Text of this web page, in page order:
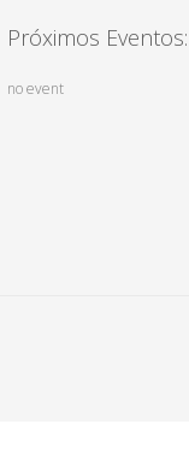
Próximos Eventos:
no event